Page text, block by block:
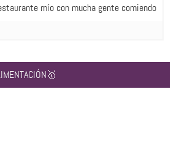
mío con mucha gente comiendo